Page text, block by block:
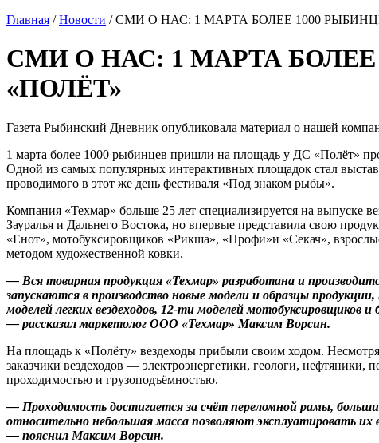
Главная /Новости / СМИ О НАС: 1 МАРТА БОЛЕЕ 1000
СМИ О НАС: 1 МАРТА
«ПОЛЁТ»
Газета Рыбинский Дневник опубликовала материал о нашей
1 марта более 1000 рыбинцев пришли на площадь у ДС «Полёт»
Одной из самых популярных интерактивных площадок стал
проводимого в этот же день фестиваля «Под знаком рыбы».
Компания «Техмар» больше 25 лет специализируется на выпуске
Зауралья и Дальнего Востока, но впервые представила свою
«Енот», мотобуксировщиков «Рикша», «Профи»и «Секач»,
методом художественной ковки.
— Вся товарная продукция «Техмар» разработана и
запускаются в производство новые модели и образцы
моделей легких вездеходов, 12-ти моделей мотобуксировщиков
— рассказал маркетолог ООО «Техмар» Максим Ворсин.
На площадь к «Полёту» вездеходы прибыли своим ходом.
заказчики вездеходов — электроэнергетики, геологи,
проходимостью и грузоподъёмностью.
— Проходимость достигается за счёт переломной рамы,
относительно небольшая масса позволяют эксплуатировать их
— пояснил Максим Ворсин.